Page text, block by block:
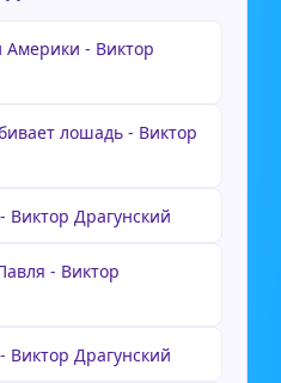
Америки - Виктор
лошадь - Виктор
Виктор Драгунский
- Виктор
Виктор Драгунский